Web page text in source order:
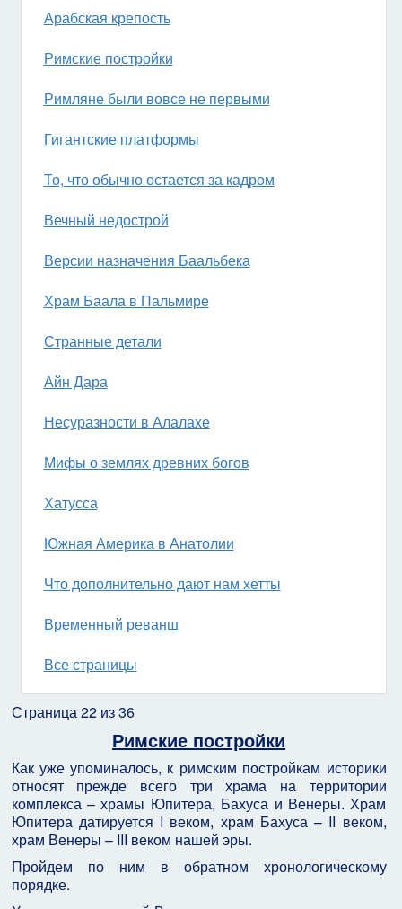
Арабская крепость
Римские постройки
Римляне были вовсе не первыми
Гигантские платформы
То, что обычно остается за кадром
Вечный недострой
Версии назначения Баальбека
Храм Баала в Пальмире
Странные детали
Айн Дара
Несуразности в Алалахе
Мифы о землях древних богов
Хатусса
Южная Америка в Анатолии
Что дополнительно дают нам хетты
Временный реванш
Все страницы
Страница 22 из 36
Римские постройки
Как уже упоминалось, к римским постройкам историки
относят прежде всего три храма на территории
комплекса – храмы Юпитера, Бахуса и Венеры. Храм
Юпитера датируется I веком, храм Бахуса – II веком,
храм Венеры – III веком нашей эры.
Пройдем по ним в обратном хронологическому
порядке.